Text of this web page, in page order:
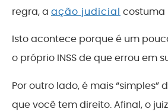
regra, a ação judicial costuma
Isto acontece porque é um
o próprio INSS de que errou em
Por outro lado, é mais “simples”
que você tem direito. Afinal, o